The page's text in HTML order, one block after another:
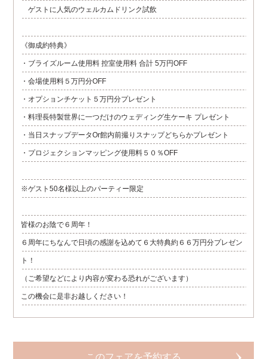
ゲストに人気のウェルカムドリンク試飲
《御成約特典》
・ブライズルーム使用料 控室使用料 合計 5万円OFF
・会場使用料５万円分OFF
・オプションチケット５万円分プレゼント
・料理長特製世界に一つだけのウェディング生ケーキ プレゼント
・当日スナップデータOr館内前撮りスナップどちらかプレゼント
・プロジェクションマッピング使用料５０％OFF
※ゲスト50名様以上のパーティー限定
皆様のお陰で６周年！
６周年にちなんで日頃の感謝を込めて６大特典約６６万円分プレゼン
ト！
（ご希望などにより内容が変わる恐れがございます）
この機会に是非お越しください！